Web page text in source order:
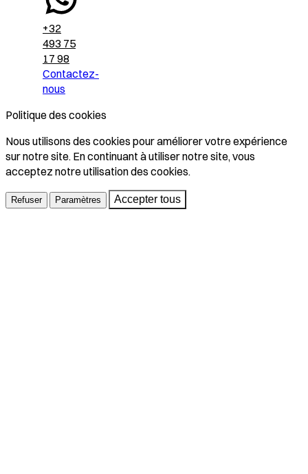
+32
493 75
17 98
Contactez-
nous
Politique des cookies
Nous utilisons des cookies pour améliorer votre expérience
sur notre site. En continuant à utiliser notre site, vous
acceptez notre utilisation des cookies.
Refuser Paramètres Accepter tous